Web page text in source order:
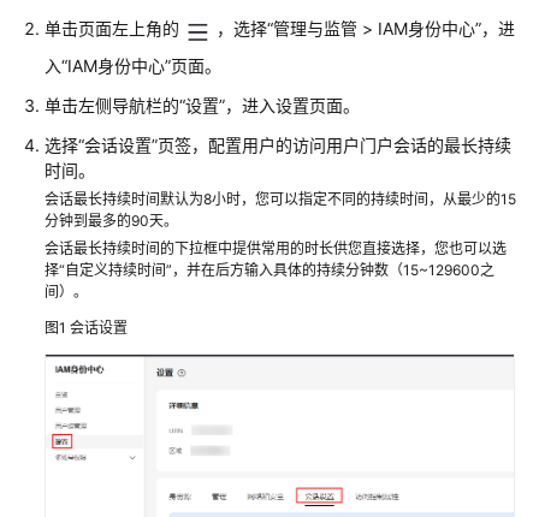
理
创
用
用
户
登
并
访
单击页面左上角的
，选择“管理与监管 > IAM身份中心”，进
入“IAM身份中心”页面。
单击左侧导航栏的“设置”，进入设置页面。
选择“会话设置”页签，配置用户的访问用户门户会话的最长持续
时间。
会话最长持续时间默认为8小时，您可以指定不同的持续时间，从最少的15
分钟到最多的90天。
会话最长持续时间的下拉框中提供常用的时长供您直接选择，您也可以选
择“自定义持续时间”，并在后方输入具体的持续分钟数（15~129600之
间）。
图1 会话设置